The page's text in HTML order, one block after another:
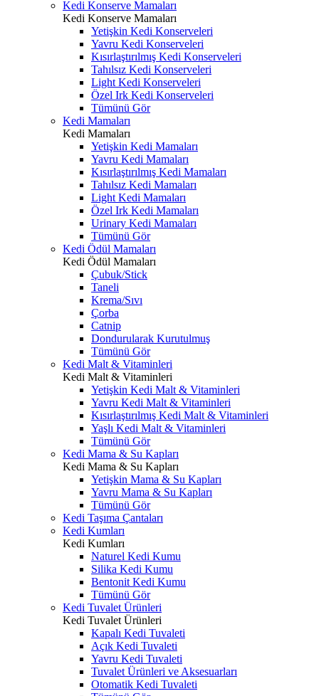
Kedi Konserve Mamaları
Kedi Konserve Mamaları
Yetişkin Kedi Konserveleri
Yavru Kedi Konserveleri
Kısırlaştırılmış Kedi Konserveleri
Tahılsız Kedi Konserveleri
Light Kedi Konserveleri
Özel Irk Kedi Konserveleri
Tümünü Gör
Kedi Mamaları
Kedi Mamaları
Yetişkin Kedi Mamaları
Yavru Kedi Mamaları
Kısırlaştırılmış Kedi Mamaları
Tahılsız Kedi Mamaları
Light Kedi Mamaları
Özel Irk Kedi Mamaları
Urinary Kedi Mamaları
Tümünü Gör
Kedi Ödül Mamaları
Kedi Ödül Mamaları
Çubuk/Stick
Taneli
Krema/Sıvı
Çorba
Catnip
Dondurularak Kurutulmuş
Tümünü Gör
Kedi Malt & Vitaminleri
Kedi Malt & Vitaminleri
Yetişkin Kedi Malt & Vitaminleri
Yavru Kedi Malt & Vitaminleri
Kısırlaştırılmış Kedi Malt & Vitaminleri
Yaşlı Kedi Malt & Vitaminleri
Tümünü Gör
Kedi Mama & Su Kapları
Kedi Mama & Su Kapları
Yetişkin Mama & Su Kapları
Yavru Mama & Su Kapları
Tümünü Gör
Kedi Taşıma Çantaları
Kedi Kumları
Kedi Kumları
Naturel Kedi Kumu
Silika Kedi Kumu
Bentonit Kedi Kumu
Tümünü Gör
Kedi Tuvalet Ürünleri
Kedi Tuvalet Ürünleri
Kapalı Kedi Tuvaleti
Açık Kedi Tuvaleti
Yavru Kedi Tuvaleti
Tuvalet Ürünleri ve Aksesuarları
Otomatik Kedi Tuvaleti